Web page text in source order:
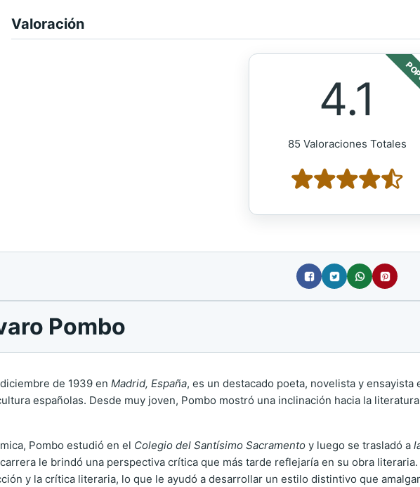
Valoración
4.1
85 Valoraciones Totales
Pombo
de 1939 en Madrid, España, es un destacado poeta, novelista y
españolas. Desde muy joven, Pombo mostró una inclinación hacia la
Pombo estudió en el Colegio del Santísimo Sacramento y luego se trasladó a
le brindó una perspectiva crítica que más tarde reflejaría en su obra
y la crítica literaria, lo que le ayudó a desarrollar un estilo distintivo que